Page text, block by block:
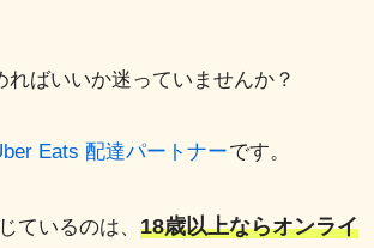
ばいいか迷っていませんか？
Eats 配達パートナーです。
ているのは、 18歳以上ならオンライ